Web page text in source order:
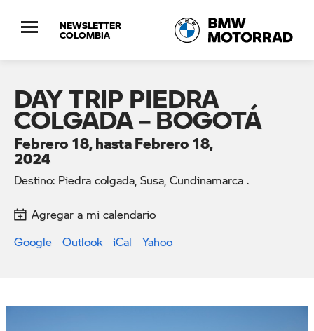
NEWSLETTER
COLOMBIA
DAY TRIP PIEDRA
COLGADA – BOGOTÁ
Febrero 18, hasta Febrero 18,
2024
Destino: Piedra colgada, Susa, Cundinamarca .
Agregar a mi calendario
Google
Outlook iCal Yahoo